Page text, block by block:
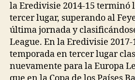
la Eredivisie 2014-15 terminó
tercer lugar, superando al
última jornada y
League. En la Eredivisie
temporada en tercer lugar
nuevamente para la Europa